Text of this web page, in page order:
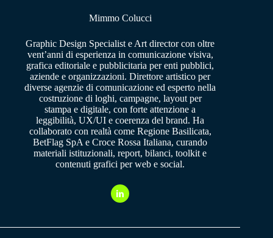
Mimmo Colucci
Graphic Design Specialist e Art director con oltre
vent’anni di esperienza in comunicazione visiva,
grafica editoriale e pubblicitaria per enti pubblici,
aziende e organizzazioni. Direttore artistico per
diverse agenzie di comunicazione ed esperto nella
costruzione di loghi, campagne, layout per
stampa e digitale, con forte attenzione a
leggibilità, UX/UI e coerenza del brand. Ha
collaborato con realtà come Regione Basilicata,
BetFlag SpA e Croce Rossa Italiana, curando
materiali istituzionali, report, bilanci, toolkit e
contenuti grafici per web e social.